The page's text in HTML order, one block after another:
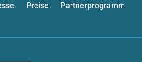
Preise
Partnerprogramm